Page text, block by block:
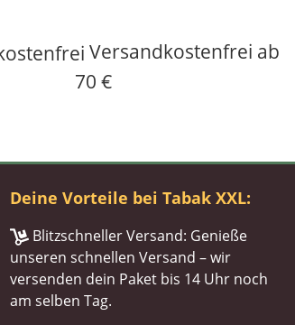
Versandkostenfrei ab
70 €
Deine Vorteile bei Tabak XXL:
Blitzschneller Versand: Genieße
unseren schnellen Versand – wir
versenden dein Paket bis 14 Uhr noch
am selben Tag.